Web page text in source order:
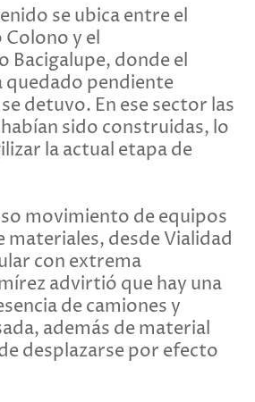
se ubica entre el
Colono y el
Bacigalupe, donde el
pendiente
detuvo. En ese sector las
sido construidas, lo
la actual etapa de
movimiento de equipos
desde Vialidad
con extrema
advirtió que hay una
de camiones y
además de material
desplazarse por efecto